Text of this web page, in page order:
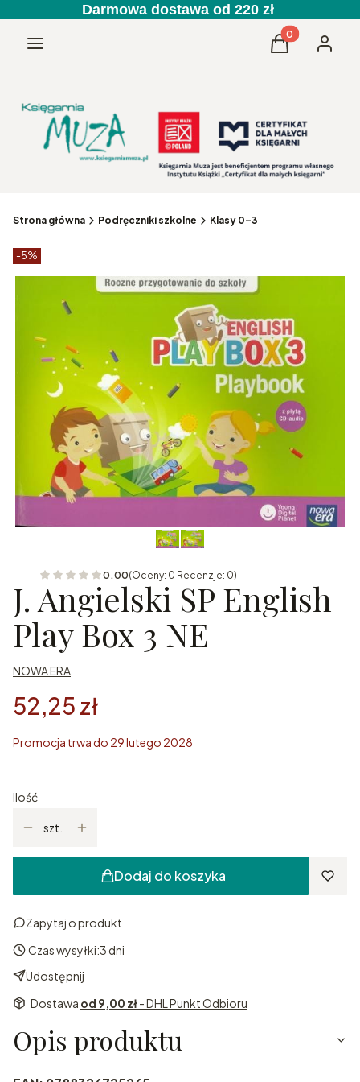
Darmowa dostawa od 220 zł
Menu Produkty w
Koszyk
Strona główna Podręczniki szkolne Klasy 0–3
Etykiety produktu
-5%
0.00(Oceny: 0 Recenzje: 0)
J. Angielski SP English
Play Box 3 NE
NOWA ERA
52,25 zł
Promocja trwa do 29 lutego 2028
Ilość
szt.
Dodaj do koszyka
Zapytaj o produkt
Czas wysyłki:3 dni
Udostępnij
Dostawa od 9,00 zł- DHL Punkt Odbioru
Opis produktu